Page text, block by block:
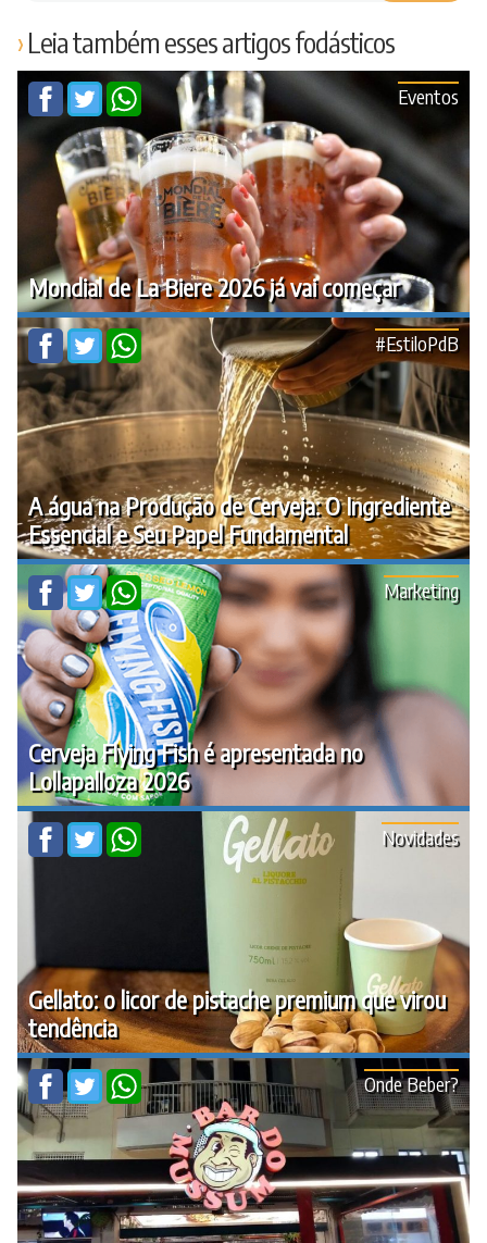
Leia também esses artigos fodásticos
Mondial de La Biere 2026 já vai começar
Eventos
A água na Produção de Cerveja: O Ingrediente
Essencial e Seu Papel Fundamental
#EstiloPdB
Cerveja Flying Fish é apresentada no
Lollapalloza 2026
Marketing
Gellato: o licor de pistache premium que virou
tendência
Novidades
Onde Beber?